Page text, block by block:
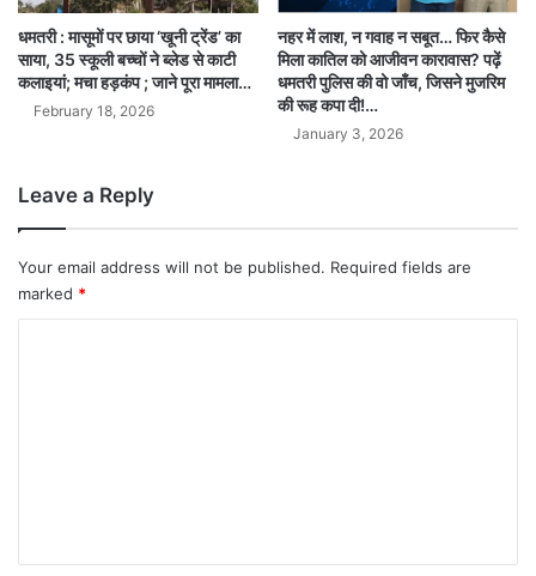
धमतरी : मासूमों पर छाया ‘खूनी ट्रेंड’ का
साया, 35 स्कूली बच्चों ने ब्लेड से काटी
कलाइयां; मचा हड़कंप ; जाने पूरा मामला…
February 18, 2026
नहर में लाश, न गवाह न सबूत… फिर कैसे
मिला कातिल को आजीवन कारावास? पढ़ें
धमतरी पुलिस की वो जाँच, जिसने मुजरिम
की रूह कपा दी!…
January 3, 2026
Leave a Reply
Your email address will not be published. Required fields are
marked *